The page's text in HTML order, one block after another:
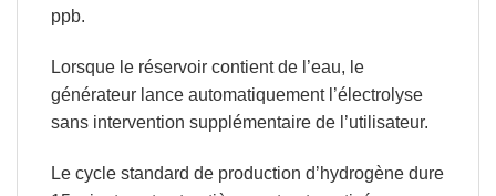
ppb.
Lorsque le réservoir contient de l’eau, le
générateur lance automatiquement l’électrolyse
sans intervention supplémentaire de l’utilisateur.
Le cycle standard de production d’hydrogène dure